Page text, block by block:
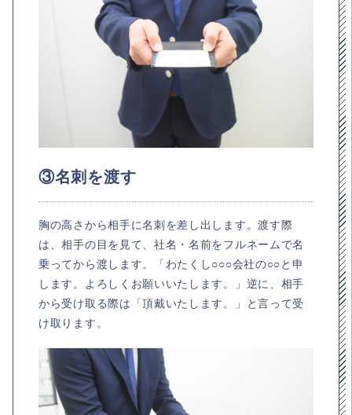
③名刺を渡す
胸の高さから相手に名刺を差し出します。渡す際
は、相手の目を見て、社名・名前をフルネームで名
乗ってから渡します。「わたくし○○○会社の○○と申
します。よろしくお願いいたします。」逆に、相手
から受け取る際は「頂戴いたします。」と言って受
け取ります。